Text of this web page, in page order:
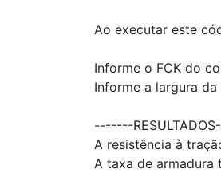
Ao executar este
Informe o FCK do
Informe a largura da
-------
A resistência à
A taxa de armadura